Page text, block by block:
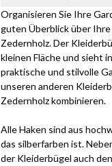
Organisieren Sie Ihre
guten Überblick über
Zedernholz. Der
kleinen Fläche und sieht
praktische und stilvolle
unseren anderen
Zedernholz kombinieren.
Alle Haken sind aus
das silberfarben ist.
der Kleiderbügel auch